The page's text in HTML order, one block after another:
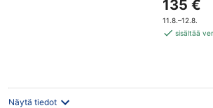
of
5
Hinta
on
135 €
135 €
11.8.–12.8.
sisältää
Näytä tiedot